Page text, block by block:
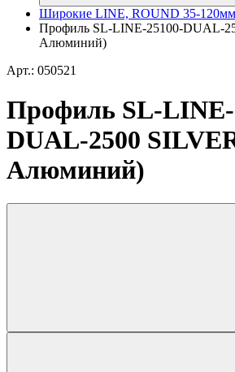
Широкие LINE, ROUND 35-120мм
Профиль SL-LINE-25100-DUAL-
Алюминий)
Арт.: 050521
Профиль SL-LINE-
DUAL-2500
Алюминий)